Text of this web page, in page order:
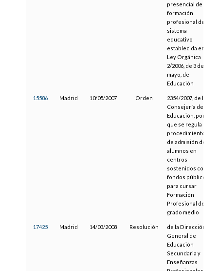
presencial de la
formación
profesional del
sistema
educativo
establecida en la
Ley Orgánica
2/2006, de 3 de
mayo, de
Educación
15586 Madrid 10/05/2007 Orden
2354/2007, de la
Consejería de
Educación, por la
que se regula el
procedimiento
de admisión de
alumnos en
centros
sostenidos con
fondos públicos
para cursar
Formación
Profesional de
grado medio
17425 Madrid 14/03/2008 Resolución
de la Dirección
General de
Educación
Secundaria y
Enseñanzas